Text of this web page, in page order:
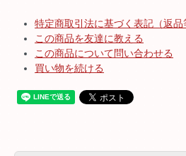
特定商取引法に基づく表記（返品
この商品を友達に教える
この商品について問い合わせる
買い物を続ける